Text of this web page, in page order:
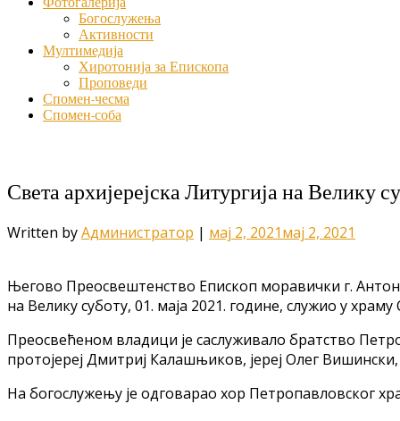
Богослужења
Активности
Мултимедија
Хиротонија за Епископа
Проповеди
Спомен-чесма
Спомен-соба
Света архијерејска Литургија на Велику
Written byАдминистратор | мај 2, 2021мај 2, 2021
Његово Преосвештенство Епископ моравички г.
на Велику суботу, 01. маја 2021. године, служио у
Преосвећеном владици је саслуживало братство
протојереј Дмитриј Калашњиков, јереј Олег
На богослужењу је одговарао хор Петропавловског